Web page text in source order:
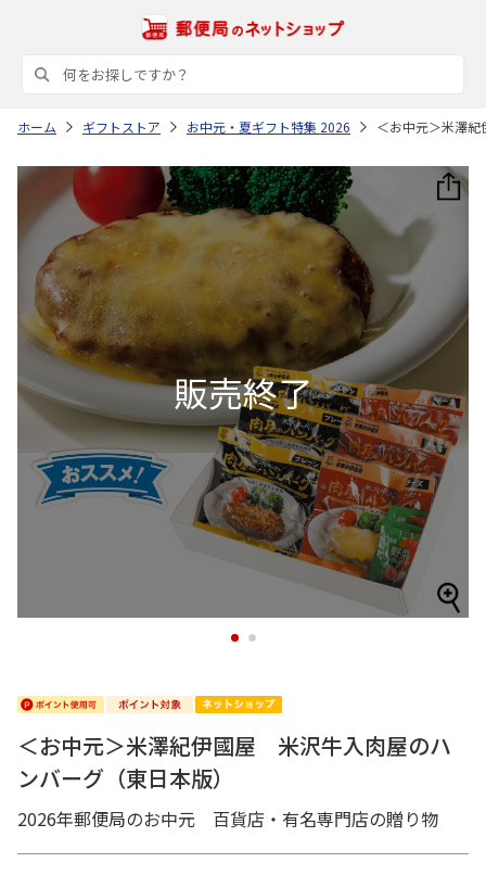
ホーム ギフトストア お中元・夏ギフト特集 2026 ＜お中元＞米澤
1 2
＜お中元＞米澤紀伊國屋 米沢牛入肉屋のハ
ンバーグ（東日本版）
2026年郵便局のお中元 百貨店・有名専門店の贈り物